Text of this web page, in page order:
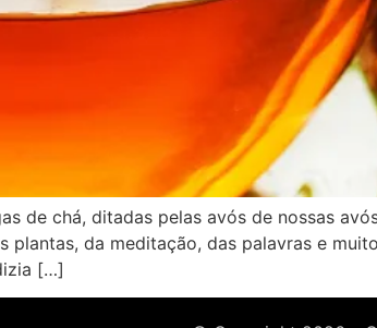
de chá, ditadas pelas avós de nossas
da meditação, das palavras e
[…]